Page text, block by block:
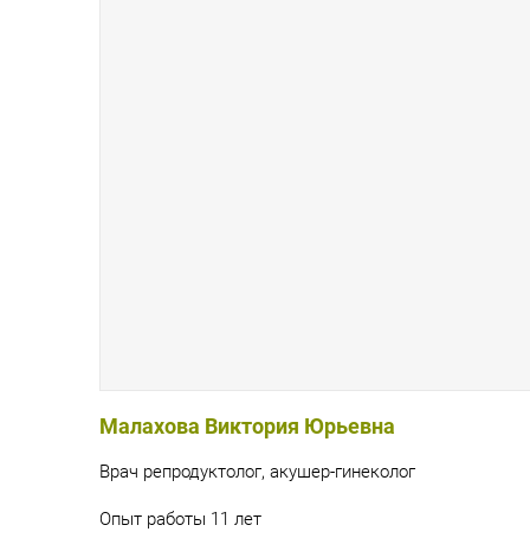
Малахова Виктория Юрьевна
Врач репродуктолог, акушер-гинеколог
Опыт работы 11 лет